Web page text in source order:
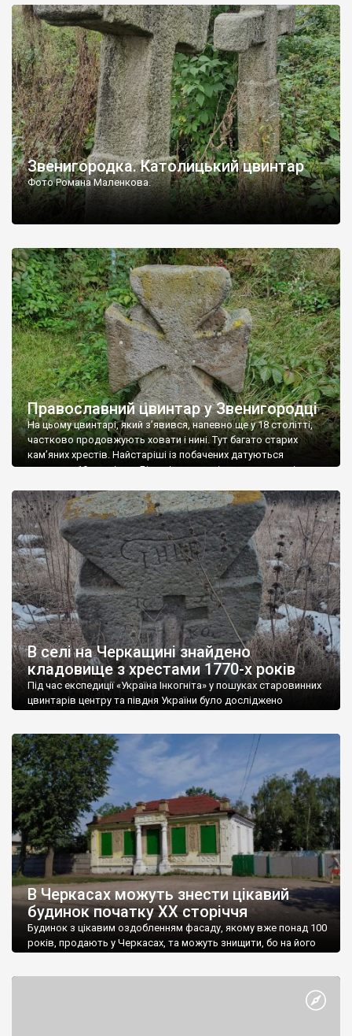
Звенигородка. Католицький цвинтар
Фото Романа Маленкова.
Православний цвинтар у Звенигородці
На цьому цвинтарі, який з’явився, напевно ще у 18 столітті,
частково продовжують ховати і нині. Тут багато старих
кам’яних хрестів. Найстаріші із побачених датуються
початком 19 століття. Більшість хрестів мають тамплієрську
В селі на Черкащині знайдено
кладовище з хрестами 1770-х років
Під час експедиції «Україна Інкогніта» у пошуках старовинних
цвинтарів центру та півдня України було досліджено
віриться що це були наші предки — не шотландці чи
скандинави, а українці. Назва села Залізнячка, пов’язана із
ватажком Коліївщини, який, згідно із переказами, у 1768 році
[…]
В Черкасах можуть знести цікавий
будинок початку ХХ сторіччя
Будинок з цікавим оздобленням фасаду, якому вже понад 100
років, продають у Черкасах, та можуть знищити, бо на його